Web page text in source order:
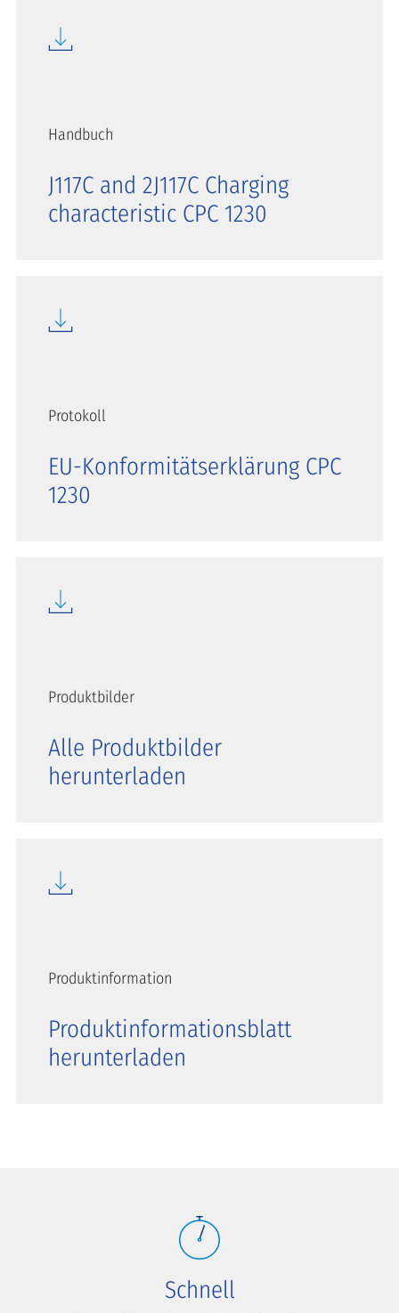
Handbuch
J117C and 2J117C Charging
characteristic CPC 1230
Protokoll
EU-Konformitätserklärung CPC
1230
Produktbilder
Alle Produktbilder
herunterladen
Produktinformation
Produktinformationsblatt
herunterladen
Schnell